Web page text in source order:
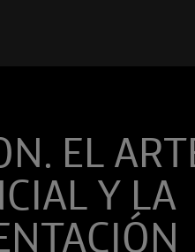
EL
Y LA